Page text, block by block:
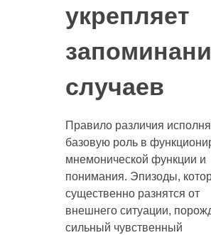
укрепляет
случаев
Правило различия
базовую роль в
мнемонической функции и
понимания. Эпизоды,
существенно разнятся от
внешнего ситуации,
сильный чувственный